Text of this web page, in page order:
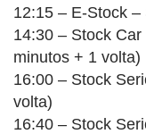
12:15 – E-Stock –
14:30 – Stock
minutos + 1 volta)
16:00 – Stock
volta)
16:40 – Stock